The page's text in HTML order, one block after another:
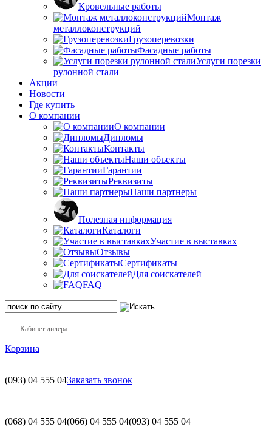
Кровельные работы
Монтаж
металлоконструкций
Грузоперевозки
Фасадные работы
Услуги порезки
рулонной стали
Акции
Новости
Где купить
О компании
О компании
Дипломы
Контакты
Наши объекты
Гарантии
Реквизиты
Наши партнеры
Полезная информация
Каталоги
Участие в выставках
Отзывы
Сертификаты
Для соискателей
FAQ
Кабинет дилера
Корзина
(093) 04 555 04Заказать звонок
(068) 04 555 04(066) 04 555 04(093) 04 555 04